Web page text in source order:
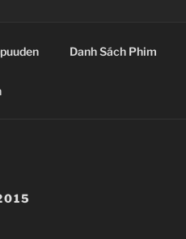
Danh Sách Phim